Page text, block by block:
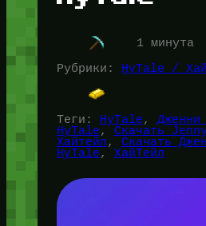
1 минута
Рубрики:
HyTale /
Теги: HyTale, Дженни
HyTale, Скачать
Хайтейл, Скачать
HyTale, ХайТейл